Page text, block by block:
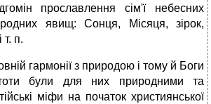
прославлення сім'ї небесних
явищ: Сонця, Місяця, зірок,
т. п.
гармонії з природою і тому й Боги
були для них природними та
міфи на початок християнської